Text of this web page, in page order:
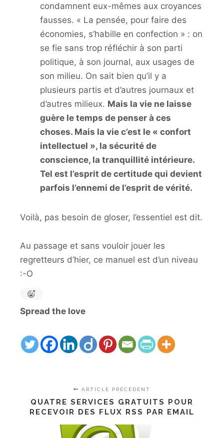
condamnent eux-mêmes aux croyances
fausses. « La pensée, pour faire des
économies, s’habille en confection » : on
se fie sans trop réfléchir à son parti
politique, à son journal, aux usages de
son milieu. On sait bien qu’il y a
plusieurs partis et d’autres journaux et
d’autres milieux. Mais la vie ne laisse
guère le temps de penser à ces
choses. Mais la vie c’est le « confort
intellectuel », la sécurité de
conscience, la tranquillité intérieure.
Tel est l’esprit de certitude qui devient
parfois l’ennemi de l’esprit de vérité.
Voilà, pas besoin de gloser, l’essentiel est dit.
Au passage et sans vouloir jouer les
regretteurs d’hier, ce manuel est d’un niveau
:-O
Spread the love
ARTICLE PRÉCÉDENT
QUATRE SERVICES GRATUITS POUR
RECEVOIR DES FLUX RSS PAR EMAIL